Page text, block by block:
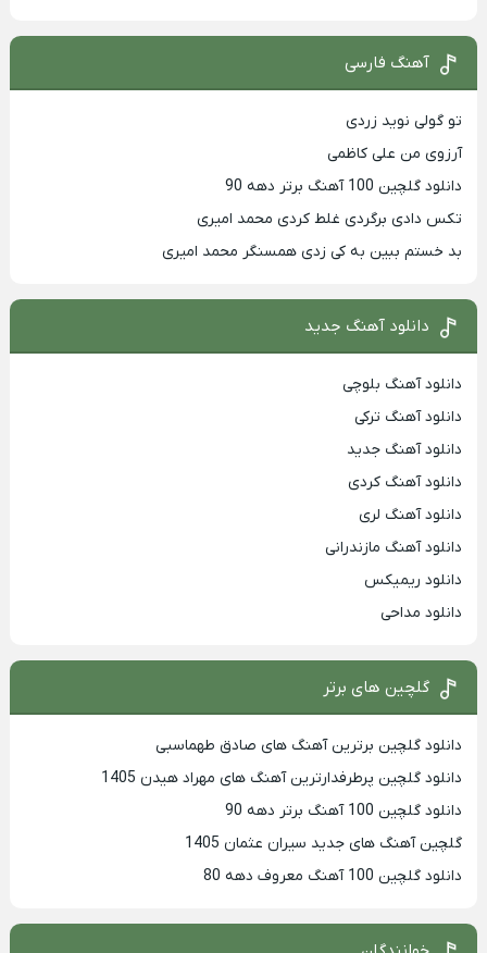
آهنگ فارسی
تو گولی نوید زردی
آرزوی من علی کاظمی
دانلود گلچین 100 آهنگ برتر دهه 90
تکس دادی برگردی غلط کردی محمد امیری
بد خستم ببین به کی زدی همسنگر محمد امیری
دانلود آهنگ جدید
دانلود آهنگ بلوچی
دانلود آهنگ ترکی
دانلود آهنگ جدید
دانلود آهنگ کردی
دانلود آهنگ لری
دانلود آهنگ مازندرانی
دانلود ریمیکس
دانلود مداحی
گلچین های برتر
دانلود گلچین برترین آهنگ های صادق طهماسبی
دانلود گلچین پرطرفدارترین آهنگ های مهراد هیدن 1405
دانلود گلچین 100 آهنگ برتر دهه 90
گلچین آهنگ های جدید سیران عثمان 1405
دانلود گلچین 100 آهنگ معروف دهه 80